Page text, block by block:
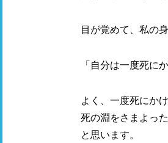
目が覚めて、私の
「自分は一度死に
よく、一度死にか
死の淵をさまよっ
と思います。